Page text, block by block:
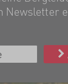
Newsletter